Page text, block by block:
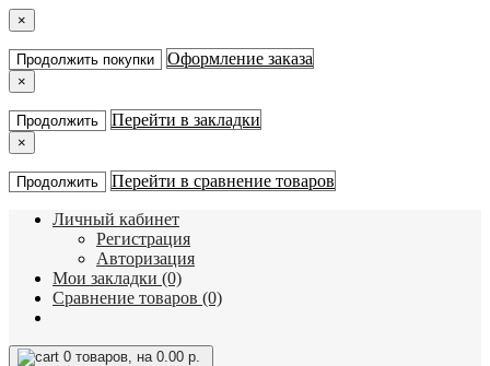
×
Продолжить покупки Оформление заказа
×
Продолжить Перейти в закладки
×
Продолжить Перейти в сравнение товаров
Личный кабинет
Регистрация
Авторизация
Мои закладки (0)
Сравнение товаров (0)
0 товаров, на 0.00 р.